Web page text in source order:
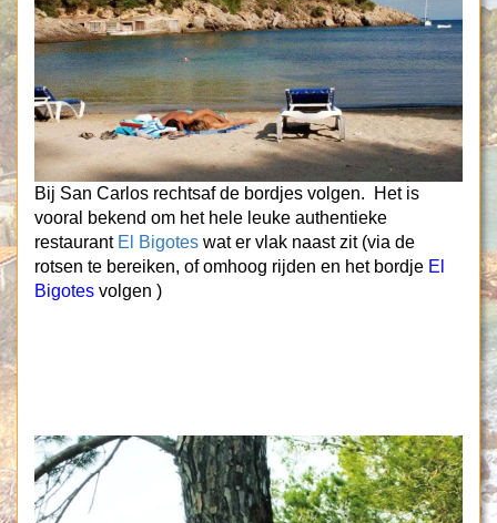
Bij San Carlos rechtsaf de bordjes volgen. Het is
vooral bekend om het hele leuke authentieke
restaurant El Bigotes wat er vlak naast zit (via de
rotsen te bereiken, of omhoog rijden en het bordje El
Bigotes volgen )